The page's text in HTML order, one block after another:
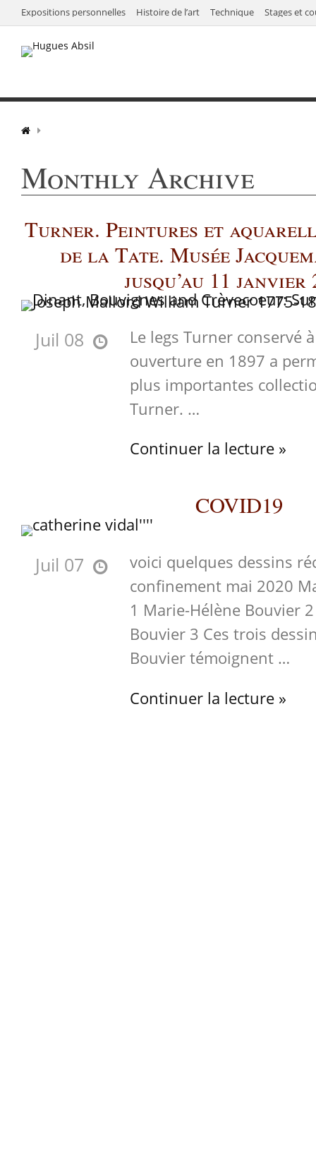
Expositions personnelles Histoire de l’art Technique Stages et
Monthly Archive
Turner. Peintures et
de la Tate. Musée
jusqu’au 11 janvier
Juil 08
Le legs Turner conservé
ouverture en 1897 a
plus importantes
Turner. …
Continuer la lecture »
COVID19
Juil 07
voici quelques dessins
confinement mai 2020
1 Marie-Hélène Bouvier
Bouvier 3 Ces trois
Bouvier témoignent …
Continuer la lecture »